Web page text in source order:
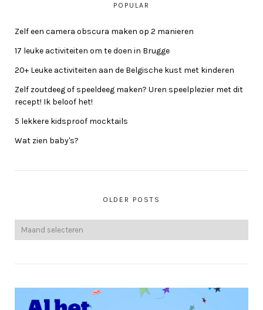
POPULAR
Zelf een camera obscura maken op 2 manieren
17 leuke activiteiten om te doen in Brugge
20+ Leuke activiteiten aan de Belgische kust met kinderen
Zelf zoutdeeg of speeldeeg maken? Uren speelplezier met dit
recept! Ik beloof het!
5 lekkere kidsproof mocktails
Wat zien baby's?
OLDER POSTS